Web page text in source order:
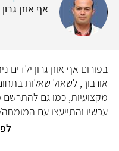
אף אוזן
בפורום אף אוזן גרון ילדים
אורבוך, לשאול שאלות
מקצועיות, כמו גם להתרשם
עכשיו והתייעצו עם